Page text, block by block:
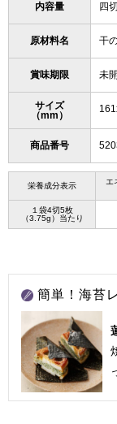
内容量 四
原材料名 干
賞味期限 未
サイズ
（mm）
商品番号
栄養成分表示
エ
１袋4切5枚
（3.75g）当たり
簡単！海苔